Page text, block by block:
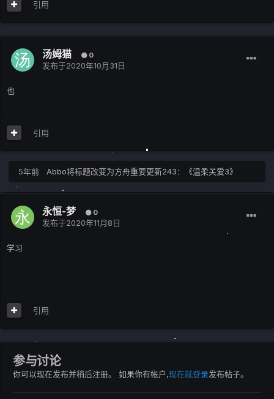
引用
汤姆猫 0
发布于2020年10月31日
也
引用
5年前 Abbo将标题改变为方舟重要更新243：《温柔关爱3》
永恒-梦 0
发布于2020年11月8日
学习
引用
参与讨论
你可以现在发布并稍后注册。 如果你有帐户,现在就登录发布帖子。